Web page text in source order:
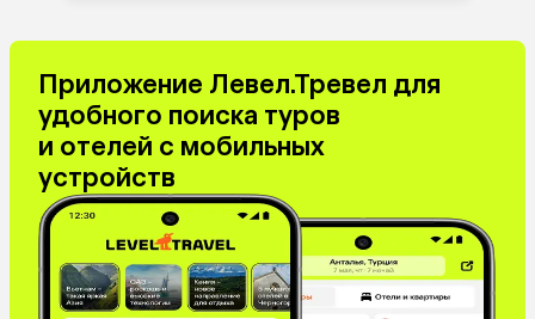
бронировании тура
аэропорта. Их там
выбрал Рас-аль-Хайм
пути от Дубая, хотя
аэропорт в 30
Приложение Левел.Тревел для
удобного поиска туров
и отелей с мобильных
устройств